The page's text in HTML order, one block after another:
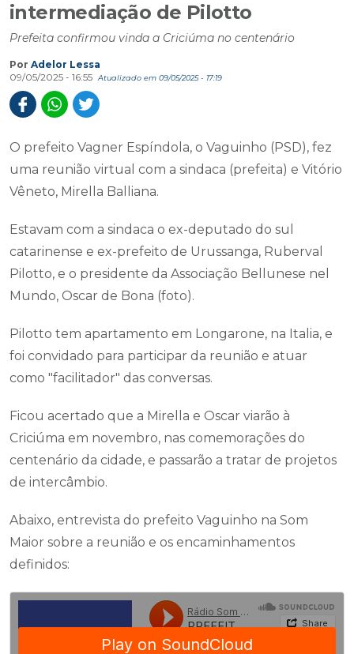
intermediação de Pilotto
Prefeita confirmou vinda a Criciúma no centenário
Por Adelor Lessa
09/05/2025 - 16:55
Atualizado em 09/05/2025 - 17:19
O prefeito Vagner Espíndola, o Vaguinho (PSD), fez
uma reunião virtual com a sindaca (prefeita) e Vitório
Vêneto, Mirella Balliana.
Estavam com a sindaca o ex-deputado do sul
catarinense e ex-prefeito de Urussanga, Ruberval
Pilotto, e o presidente da Associação Bellunese nel
Mundo, Oscar de Bona (foto).
Pilotto tem apartamento em Longarone, na Italia, e
foi convidado para participar da reunião e atuar
como "facilitador" das conversas.
Ficou acertado que a Mirella e Oscar viarão à
Criciúma em novembro, nas comemorações do
centenário da cidade, e passarão a tratar de projetos
de intercâmbio.
Abaixo, entrevista do prefeito Vaguinho na Som
Maior sobre a reunião e os encaminhamentos
definidos: